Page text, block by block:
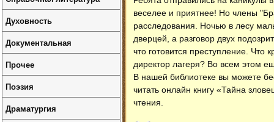
веселее и приятнее! Но члены
расследования. Ночью в лесу
дверцей, а разговор двух
что готовится преступление. Что
директор лагеря? Во всем этом
В нашей библиотеке вы можете
читать онлайн книгу «Тайна
чтения.
Духовность
Документальная
Прочее
Поэзия
Драматургия